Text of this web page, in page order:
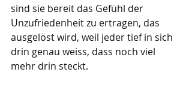
sind sie bereit das Gefühl der
Unzufriedenheit zu ertragen, das
ausgelöst wird, weil jeder tief in sich
drin genau weiss, dass noch viel
mehr drin steckt.